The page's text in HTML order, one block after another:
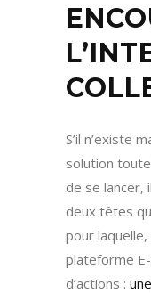
S’il n’existe
solution
de se lancer,
deux têtes
pour laquelle,
plateforme
d’actions :